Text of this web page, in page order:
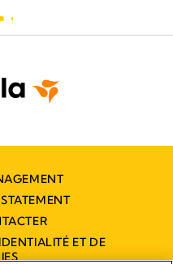
ET DE